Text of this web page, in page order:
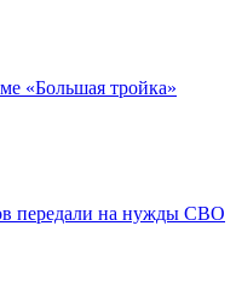
«Большая тройка»
передали на нужды СВО